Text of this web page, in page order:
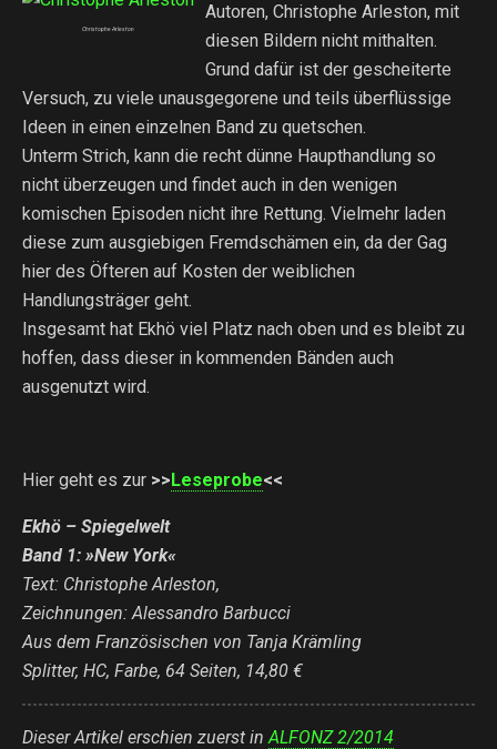
Christophe Arleston
Autoren, Christophe Arleston, mit
diesen Bildern nicht mithalten.
Grund dafür ist der gescheiterte
Versuch, zu viele unausgegorene und teils überflüssige
Ideen in einen einzelnen Band zu quetschen.
Unterm Strich, kann die recht dünne Haupthandlung so
nicht überzeugen und findet auch in den wenigen
komischen Episoden nicht ihre Rettung. Vielmehr laden
diese zum ausgiebigen Fremdschämen ein, da der Gag
hier des Öfteren auf Kosten der weiblichen
Handlungsträger geht.
Insgesamt hat Ekhö viel Platz nach oben und es bleibt zu
hoffen, dass dieser in kommenden Bänden auch
ausgenutzt wird.
Hier geht es zur >>Leseprobe<<
Ekhö – Spiegelwelt
Band 1: »New York«
Text: Christophe Arleston,
Zeichnungen: Alessandro Barbucci
Aus dem Französischen von Tanja Krämling
Splitter, HC, Farbe, 64 Seiten, 14,80 €
Dieser Artikel erschien zuerst inALFONZ 2/2014